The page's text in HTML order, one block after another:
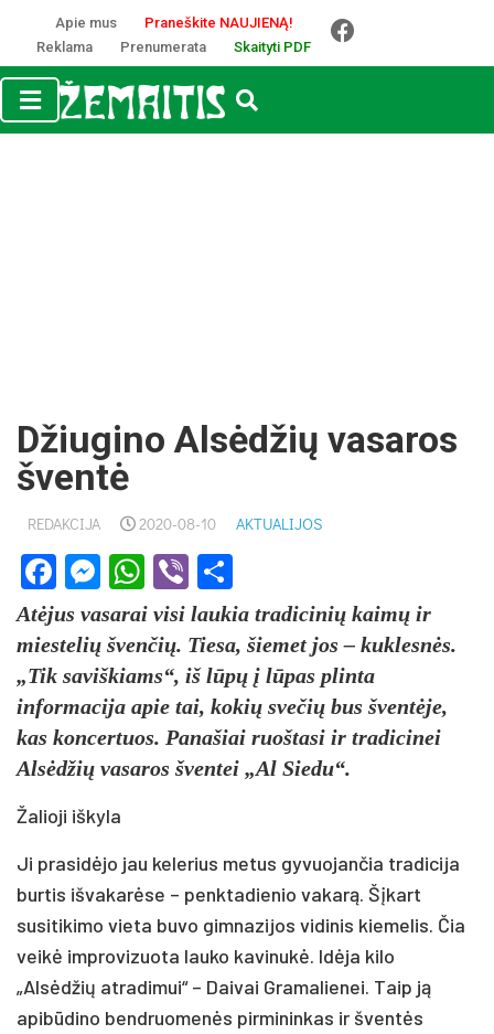
Apie mus
Praneškite NAUJIENĄ!
Reklama
Prenumerata Skaityti PDF
Džiugino Alsėdžių vasaros
šventė
REDAKCIJA 2020-08-10 AKTUALIJOS
Facebook
Messenger
WhatsApp
Viber
Atėjus vasarai visi laukia tradicinių kaimų ir
miestelių švenčių. Tiesa, šiemet jos – kuklesnės.
„Tik saviškiams“, iš lūpų į lūpas plinta
informacija apie tai, kokių svečių bus šventėje,
kas koncertuos. Panašiai ruoštasi ir tradicinei
Alsėdžių vasaros šventei „Al Siedu“.
Žalioji iškyla
Ji prasidėjo jau kelerius metus gyvuojančia tradicija
burtis išvakarėse – penktadienio vakarą. Šįkart
susitikimo vieta buvo gimnazijos vidinis kiemelis. Čia
veikė improvizuota lauko kavinukė. Idėja kilo
„Alsėdžių atradimui“ – Daivai Gramalienei. Taip ją
apibūdino bendruomenės pirmininkas ir šventės